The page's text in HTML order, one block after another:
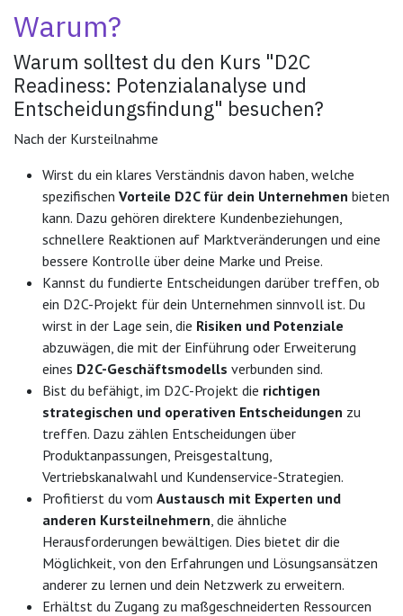
Warum?
Warum solltest du den Kurs "D2C
Readiness: Potenzialanalyse und
Entscheidungsfindung" besuchen?
Nach der Kursteilnahme
Wirst du ein klares Verständnis davon haben, welche
spezifischen Vorteile D2C für dein Unternehmen bieten
kann. Dazu gehören direktere Kundenbeziehungen,
schnellere Reaktionen auf Marktveränderungen und eine
bessere Kontrolle über deine Marke und Preise.
Kannst du fundierte Entscheidungen darüber treffen, ob
ein D2C-Projekt für dein Unternehmen sinnvoll ist. Du
wirst in der Lage sein, die Risiken und Potenziale
abzuwägen, die mit der Einführung oder Erweiterung
eines D2C-Geschäftsmodells verbunden sind.
Bist du befähigt, im D2C-Projekt die richtigen
strategischen und operativen Entscheidungen zu
treffen. Dazu zählen Entscheidungen über
Produktanpassungen, Preisgestaltung,
Vertriebskanalwahl und Kundenservice-Strategien.
Profitierst du vom Austausch mit Experten und
anderen Kursteilnehmern , die ähnliche
Herausforderungen bewältigen. Dies bietet dir die
Möglichkeit, von den Erfahrungen und Lösungsansätzen
anderer zu lernen und dein Netzwerk zu erweitern.
Erhältst du Zugang zu maßgeschneiderten Ressourcen